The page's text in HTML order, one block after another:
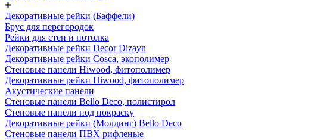
Декоративные рейки (Баффели)
Брус для перегородок
Рейки для стен и потолка
Декоративные рейки Decor Dizayn
Декоративные рейки Cosca, экополимер
Стеновые панели Hiwood, фитополимер
Декоративные рейки Hiwood, фитополимер
Акустические панели
Стеновые панели Bello Deco, полистирол
Стеновые панели под покраску
Декоративные рейки (Молдинг) Bello Deco
Стеновые панели ПВХ рифленые